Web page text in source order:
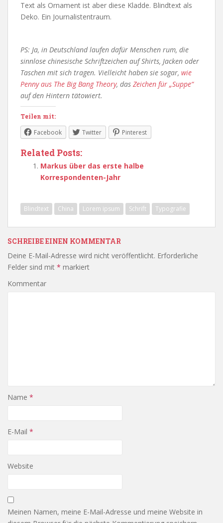
Text als Ornament ist aber diese Kladde. Blindtext als
Deko. Ein Journalistentraum.
PS: Ja, in Deutschland laufen dafür Menschen rum, die
sinnlose chinesische Schriftzeichen auf Shirts, Jacken oder
Taschen mit sich tragen. Vielleicht haben sie sogar, wie
Penny aus The Big Bang Theory, das Zeichen für „Suppe“
auf den Hintern tätowiert.
Teilen mit:
Facebook Twitter Pinterest
Related Posts:
Markus über das erste halbe
Korrespondenten-Jahr
Blindtext China Lorem ipsum Schrift Typografie
SCHREIBE EINEN KOMMENTAR
Deine E-Mail-Adresse wird nicht veröffentlicht. Erforderliche
Felder sind mit * markiert
Kommentar
Name *
E-Mail *
Website
Meinen Namen, meine E-Mail-Adresse und meine Website in